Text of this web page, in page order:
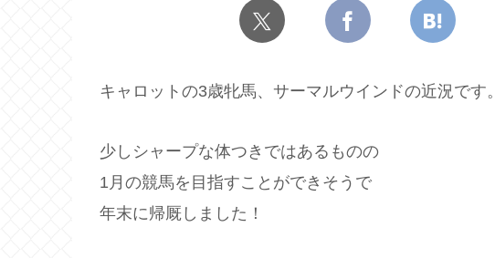
キャロットの3歳牝馬、サーマルウインドの近況です。
少しシャープな体つきではあるものの
1月の競馬を目指すことができそうで
年末に帰厩しました！